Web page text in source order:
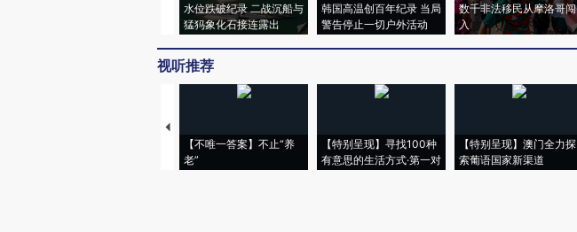
水位跌破纪录 二战沉船与
猛犸象化石接连露出
韩国高温创百年纪录 当局
警告停止一切户外活动
数千非法移民从摩洛哥闯
入
视听推荐
【不唯一答案】不止“养
老”
【特别呈现】寻找100种
有意思的生活方式·第一对
【特别呈现】澳门全力探
索葡语国家新渠道